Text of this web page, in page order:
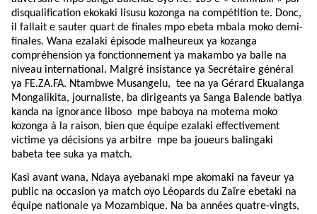
disqualification ekokaki lisusu kozonga na compétition te. Donc,
il fallait e sauter quart de finales mpo ebeta mbala moko demi-
finales. Wana ezalaki épisode malheureux ya kozanga
compréhension ya fonctionnement ya makambo ya balle na
niveau international. Malgré insistance ya Secrétaire général
ya FE.ZA.FA. Ntambwe Musangelu, tee na ya Gérard Ekualanga
Mongalikita, journaliste, ba dirigeants ya Sanga Balende batiya
kanda na ignorance liboso mpe baboya na motema moko
kozonga à la raison, bien que équipe ezalaki effectivement
victime ya décisions ya arbitre mpe ba joueurs balingaki
babeta tee suka ya match.
Kasi avant wana, Ndaya ayebanaki mpe akomaki na faveur ya
public na occasion ya match oyo Léopards du Zaïre ebetaki na
équipe nationale ya Mozambique. Na ba années quatre-vingts,